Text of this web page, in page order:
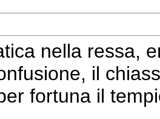
nella ressa,
il
fortuna il